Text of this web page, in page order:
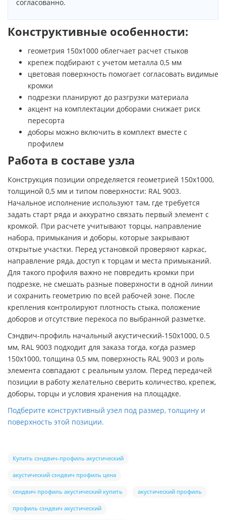
согласованно.
Конструктивные особенности:
геометрия 150х1000 облегчает расчет стыков
крепеж подбирают с учетом металла 0,5 мм
цветовая поверхность помогает согласовать видимые
кромки
подрезки планируют до разгрузки материала
акцент на комплектации доборами снижает риск
пересорта
доборы можно включить в комплект вместе с
профилем
Работа в составе узла
Конструкция позиции определяется геометрией 150х1000,
толщиной 0,5 мм и типом поверхности: RAL 9003.
Начальное исполнение используют там, где требуется
задать старт ряда и аккуратно связать первый элемент с
кромкой. При расчете учитывают торцы, направление
набора, примыкания и доборы, которые закрывают
открытые участки. Перед установкой проверяют каркас,
направление ряда, доступ к торцам и места примыканий.
Для такого профиля важно не повредить кромки при
подрезке, не смешать разные поверхности в одной линии
и сохранить геометрию по всей рабочей зоне. После
крепления контролируют плотность стыка, положение
доборов и отсутствие перекоса по выбранной разметке.
Сэндвич-профиль начальный акустический-150х1000, 0.5
мм, RAL 9003 подходит для заказа тогда, когда размер
150х1000, толщина 0,5 мм, поверхность RAL 9003 и роль
элемента совпадают с реальным узлом. Перед передачей
позиции в работу желательно сверить количество, крепеж,
доборы, торцы и условия хранения на площадке.
Подберите конструктивный узел под размер, толщину и
поверхность этой позиции.
Купить сэндвич-профиль акустический
акустический сэндвич профиль цена
сендвич профиль акустический купить акустический профиль
профиль сэндвич акустический